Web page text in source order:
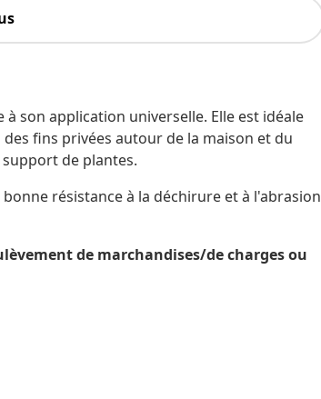
son application universelle. Elle est idéale
fins privées autour de la maison et du
de plantes.
résistance à la déchirure et à l'abrasion
de marchandises/de charges ou